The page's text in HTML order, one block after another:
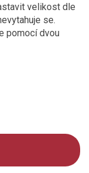
velikost dle
se.
pomocí dvou